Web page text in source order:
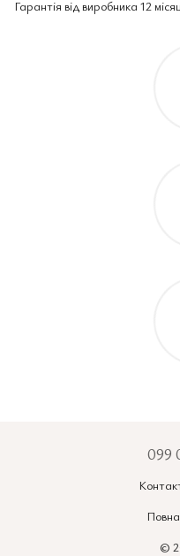
Гарантія від виробника 12
099
©